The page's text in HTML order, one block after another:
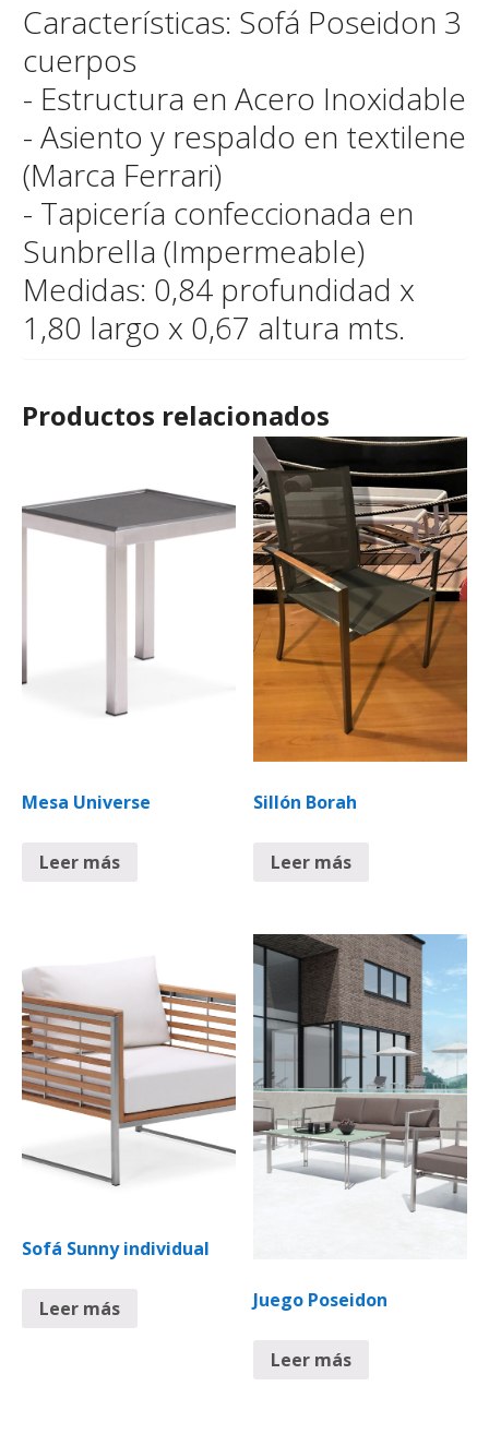
Características: Sofá Poseidon 3
cuerpos
- Estructura en Acero Inoxidable
- Asiento y respaldo en textilene
(Marca Ferrari)
- Tapicería confeccionada en
Sunbrella (Impermeable)
Medidas: 0,84 profundidad x
1,80 largo x 0,67 altura mts.
Productos relacionados
Mesa Universe
Leer más
Sillón Borah
Leer más
Sofá Sunny individual
Leer más Juego Poseidon
Leer más